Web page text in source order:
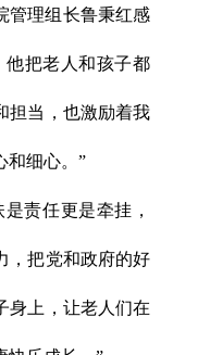
管理组长鲁秉红感
他把老人和孩子都
担当，也激励着我
和细心。”
责任更是牵挂，
，把党和政府的好
身上，让老人们在